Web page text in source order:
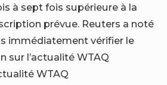
à sept fois supérieure à la
prévue. Reuters a noté
immédiatement vérifier le
sur l’actualité WTAQ
WTAQ